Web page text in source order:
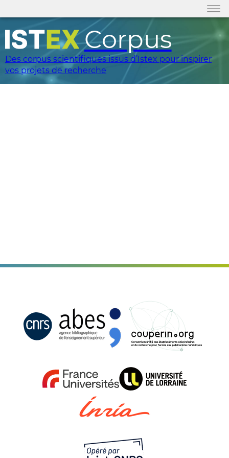
Corpus
Des corpus scientifiques issus d’Istex pour inspirer
vos projets de recherche